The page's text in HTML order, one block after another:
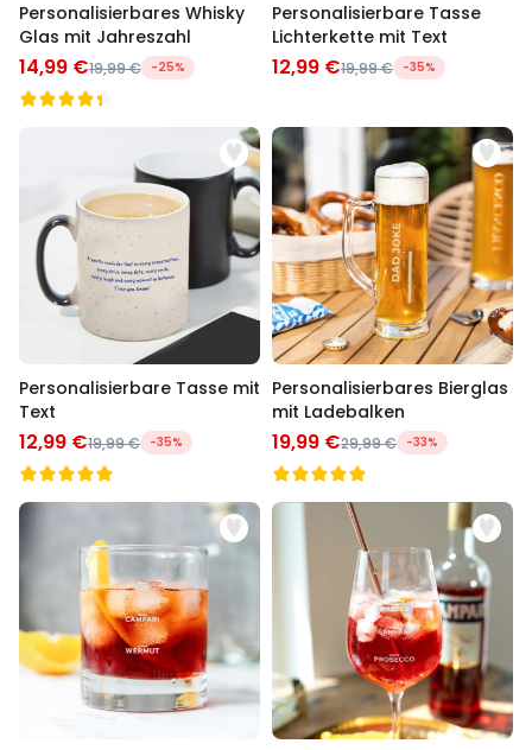
Personalisierbares Whisky
Glas mit Jahreszahl
14,99 €19,99 € -25%
Personalisierbare Tasse
Lichterkette mit Text
12,99 €19,99 € -35%
Personalisierbare Tasse mit
Text
12,99 €19,99 € -35%
Personalisierbares Bierglas
mit Ladebalken
19,99 €29,99 € -33%